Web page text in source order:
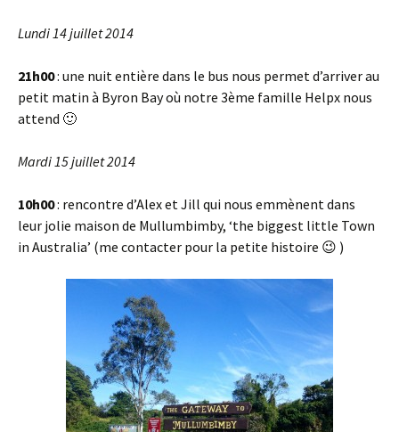
Lundi 14 juillet 2014
21h00: une nuit entière dans le bus nous permet d’arriver au
petit matin à Byron Bay où notre 3ème famille Helpx nous
attend 🙂
Mardi 15 juillet 2014
10h00: rencontre d’Alex et Jill qui nous emmènent dans
leur jolie maison de Mullumbimby, ‘the biggest little Town
in Australia’ (me contacter pour la petite histoire 😉 )